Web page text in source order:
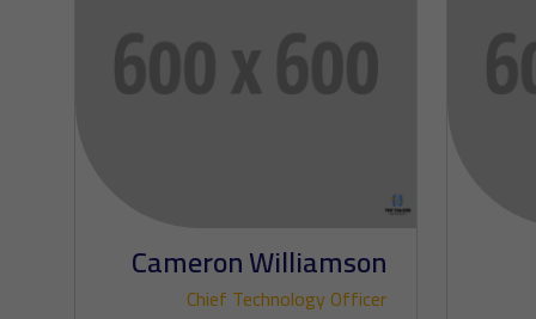
Cameron Williamson
Chief Technology Officer